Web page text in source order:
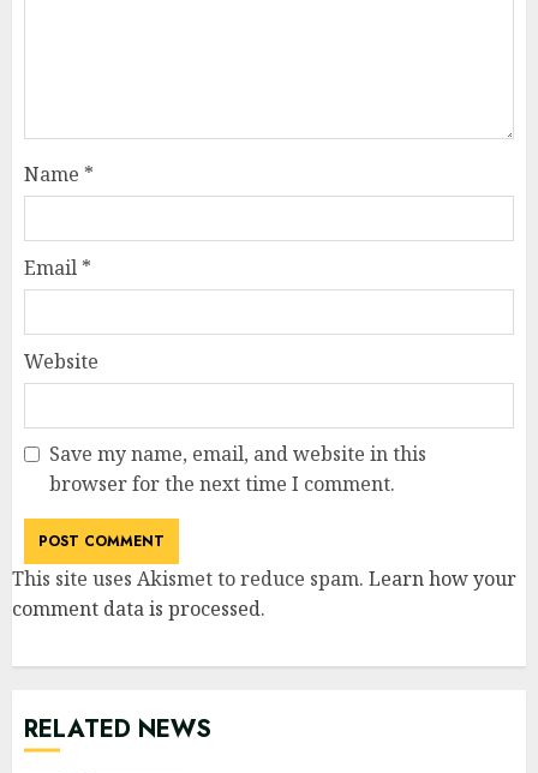
Name *
Email *
Website
Save my name, email, and website in this
browser for the next time I comment.
This site uses Akismet to reduce spam. Learn how your
comment data is processed.
RELATED NEWS